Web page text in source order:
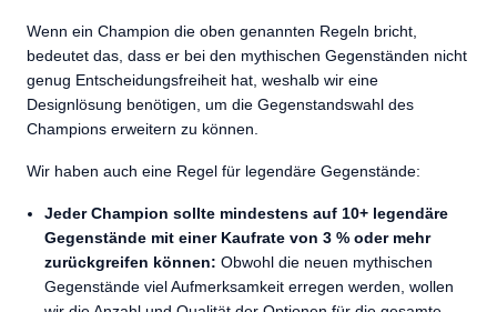
Wenn ein Champion die oben genannten Regeln bricht,
bedeutet das, dass er bei den mythischen Gegenständen nicht
genug Entscheidungsfreiheit hat, weshalb wir eine
Designlösung benötigen, um die Gegenstandswahl des
Champions erweitern zu können.
Wir haben auch eine Regel für legendäre Gegenstände:
Jeder Champion sollte mindestens auf 10+ legendäre
Gegenstände mit einer Kaufrate von 3 % oder mehr
zurückgreifen können: Obwohl die neuen mythischen
Gegenstände viel Aufmerksamkeit erregen werden, wollen